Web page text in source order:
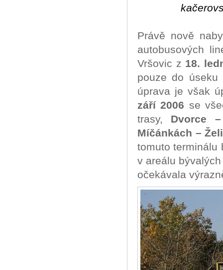
Právě nově
autobusových
Vršovic z 18.
pouze do úseku
úprava je však
září 2006 se
trasy, Dvorce
Míčánkách –
tomuto terminálu
v areálu
očekávala